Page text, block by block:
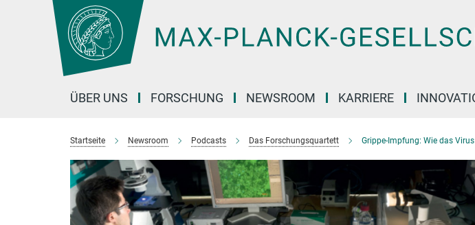
Hauptinhalt
ÜBER UNS FORSCHUNG NEWSROOM KARRIERE
Startseite Newsroom Podcasts Das Forschungsquartett Grippe-Impfung: Wie das